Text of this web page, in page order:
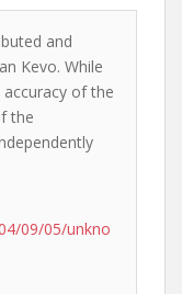
and
Kevo. While
of the
the
09/05/unkno